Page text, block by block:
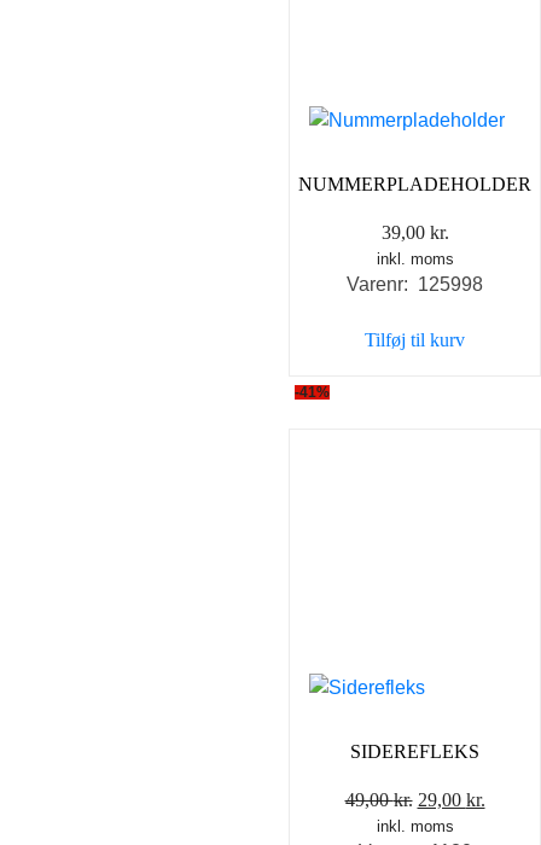
NUMMERPLADEHOLDER
39,00 kr.
inkl. moms
Varenr: 125998
Tilføj til kurv
-41%
SIDEREFLEKS
49,00kr. Den
oprindelige
29,00 kr.
inkl. moms